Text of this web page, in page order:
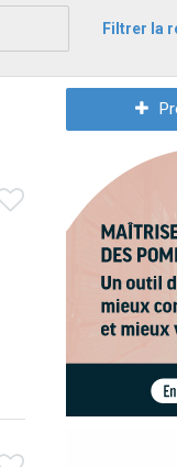
Filtrer la